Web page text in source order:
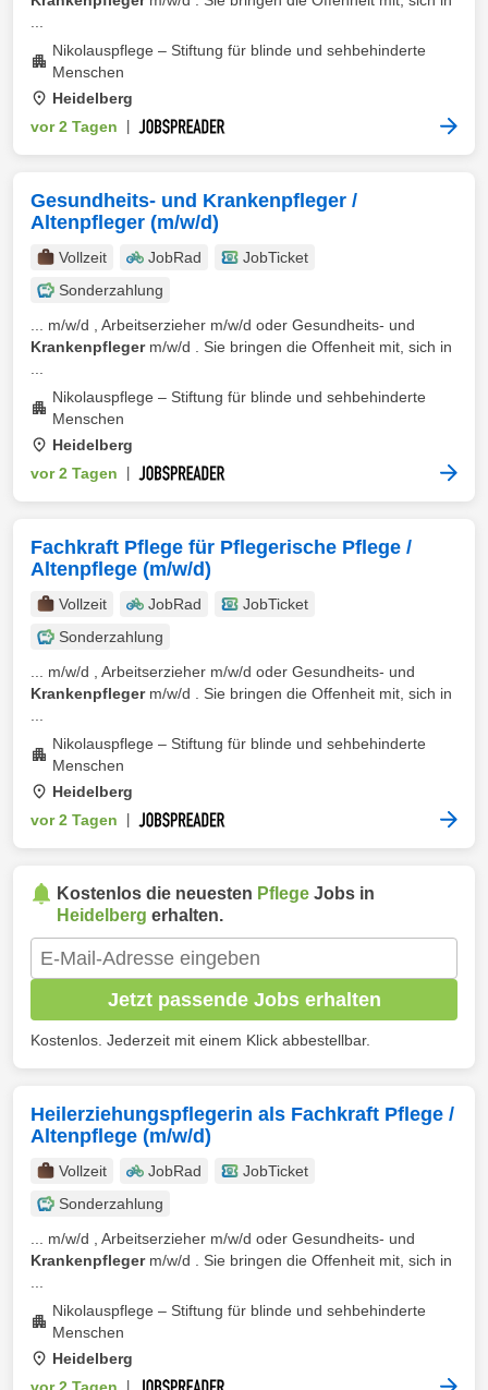
Nikolauspflege – Stiftung für blinde und sehbehinderte
Menschen
Heidelberg
vor 2 Tagen
Gesundheits- und Krankenpfleger /
Altenpfleger (m/w/d)
Vollzeit JobRad
JobTicket
Sonderzahlung
... m/w/d , Arbeitserzieher m/w/d oder Gesundheits- und
Krankenpflegerm/w/d . Sie bringen die Offenheit mit, sich in
Nikolauspflege – Stiftung für blinde und sehbehinderte
Menschen
Heidelberg
vor 2 Tagen
Fachkraft Pflege für Pflegerische Pflege /
Altenpflege (m/w/d)
Vollzeit JobRad
JobTicket
Sonderzahlung
... m/w/d , Arbeitserzieher m/w/d oder Gesundheits- und
Krankenpflegerm/w/d . Sie bringen die Offenheit mit, sich in
Nikolauspflege – Stiftung für blinde und sehbehinderte
Menschen
Heidelberg
vor 2 Tagen
Kostenlos die neuesten Pflege Jobs in
Heidelberg erhalten.
Jetzt passende Jobs erhalten
Kostenlos. Jederzeit mit einem Klick abbestellbar.
Heilerziehungspflegerin als Fachkraft Pflege /
Altenpflege (m/w/d)
Vollzeit JobRad
JobTicket
Sonderzahlung
... m/w/d , Arbeitserzieher m/w/d oder Gesundheits- und
Krankenpflegerm/w/d . Sie bringen die Offenheit mit, sich in
Nikolauspflege – Stiftung für blinde und sehbehinderte
Menschen
Heidelberg